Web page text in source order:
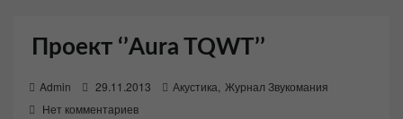
Проект ‘’Aura TQWT’’
Admin
o
29.11.2013 Акустика Журнал Звукомания
Нет комментариев